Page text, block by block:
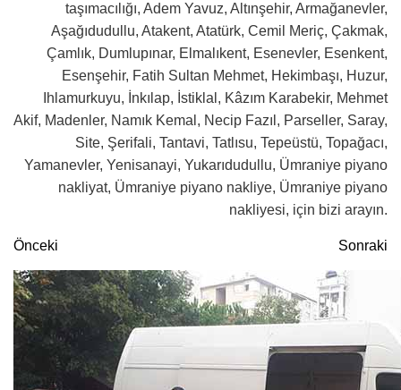
taşımacılığı, Adem Yavuz, Altınşehir, Armağanevler,
Aşağıdudullu, Atakent, Atatürk, Cemil Meriç, Çakmak,
Çamlık, Dumlupınar, Elmalıkent, Esenevler, Esenkent,
Esenşehir, Fatih Sultan Mehmet, Hekimbaşı, Huzur,
Ihlamurkuyu, İnkılap, İstiklal, Kâzım Karabekir, Mehmet
Akif, Madenler, Namık Kemal, Necip Fazıl, Parseller, Saray,
Site, Şerifali, Tantavi, Tatlısu, Tepeüstü, Topağacı,
Yamanevler, Yenisanayi, Yukarıdudullu, Ümraniye piyano
nakliyat, Ümraniye piyano nakliye, Ümraniye piyano
nakliyesi, için bizi arayın.
Önceki Sonraki